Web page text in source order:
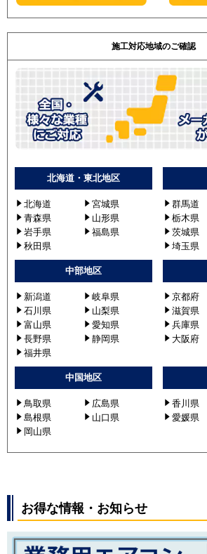
施工対応地域のご確認
北海道・東北地区
北海道
宮城県
青森県
山形県
岩手県
福島県
秋田県
群馬道
栃木県
茨城県
埼玉県
中部地区
新潟道
岐阜県
石川県
山梨県
富山県
愛知県
長野県
静岡県
福井県
京都府
滋賀県
兵庫県
大阪府
中国地区
鳥取県
広島県
島根県
山口県
岡山県
香川県
愛媛県
お得な情報・お知らせ